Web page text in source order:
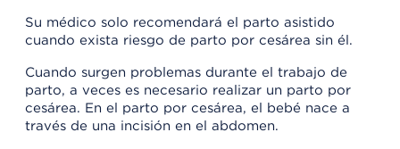
Su médico solo recomendará el parto asistido
cuando exista riesgo de parto por cesárea sin él.
Cuando surgen problemas durante el trabajo de
parto, a veces es necesario realizar un parto por
cesárea. En el parto por cesárea, el bebé nace a
través de una incisión en el abdomen.